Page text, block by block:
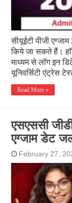
सीयूईटी पीजी
किये जा सकते हैं।
माध्यम से लॉग इन
यूनिवर्सिटी एंट्रेस
Read More »
एसएससी
एग्जाम डेट
February 27,